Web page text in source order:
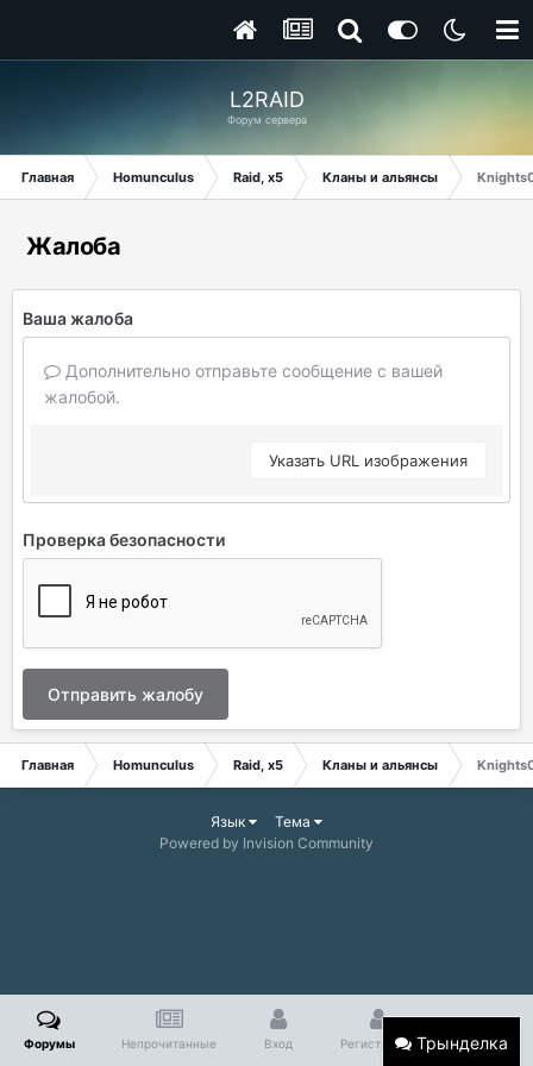
L2RAID
Форум сервера
Главная Homunculus Raid, x5 Кланы и альянсы
Жалоба
Ваша жалоба
Дополнительно отправьте сообщение с вашей
жалобой.
Указать URL изображения
Проверка безопасности
Отправить жалобу
Главная Homunculus Raid, x5 Кланы и альянсы
Трынделка
Язык
Тема
Powered by Invision Community
Форумы Непрочитанные Вход Регистрация Больше